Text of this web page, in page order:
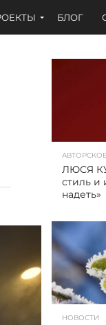
БЛОГ
АВТОРСКОЕ
ЛЮСЯ
стиль и
надеть»
НОВОСТИ